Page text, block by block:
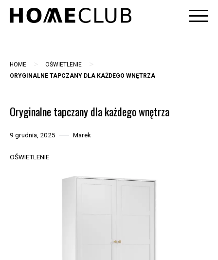
Skip
HOME > OŚWIETLENIE >
ORYGINALNE TAPCZANY DLA KAŻDEGO WNĘTRZA
Oryginalne tapczany dla każdego wnętrza
9 grudnia, 2025 Marek
OŚWIETLENIE